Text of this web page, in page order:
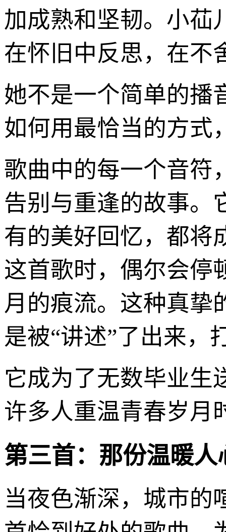
加成熟和坚韧。小苮
在怀旧中反思，在不
她不是一个简单的播
如何用最恰当的方式
歌曲中的每一个音符
告别与重逢的故事。
有的美好回忆，都将
这首歌时，偶尔会停
月的痕流。这种真挚
是被“讲述”了出来，
它成为了无数毕业生
许多人重温青春岁月
第三首：那份温暖
当夜色渐深，城市的